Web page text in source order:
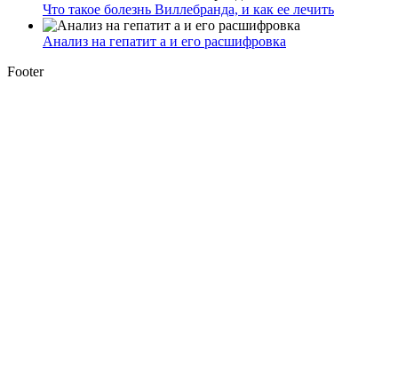
Что такое болезнь Виллебранда, и как ее лечить
Анализ на гепатит а и его расшифровка
Footer